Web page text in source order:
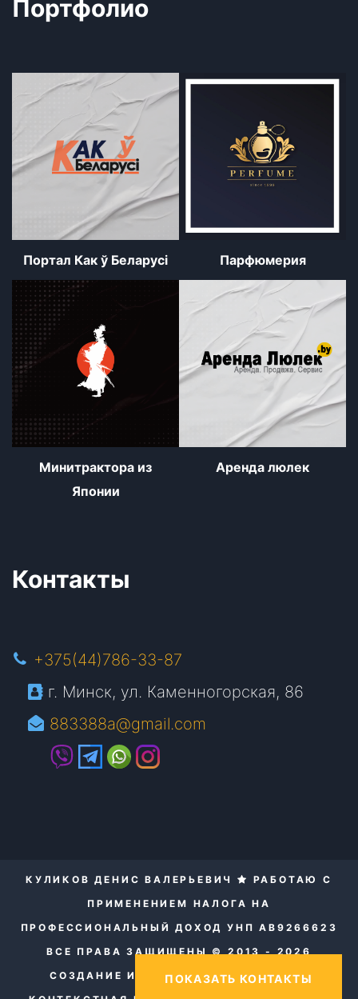
Портфолио
Портал Как ў Беларуcі Парфюмерия
Минитрактора из
Японии
Аренда люлек
Контакты
+375(44)786-33-87
г. Минск, ул. Каменногорская, 86
883388a@gmail.com
КУЛИКОВ ДЕНИС ВАЛЕРЬЕВИЧ
РАБОТАЮ С
ПРИМЕНЕНИЕМ НАЛОГА НА
ПРОФЕССИОНАЛЬНЫЙ ДОХОД УНП AB9266623
ВСЕ ПРАВА ЗАЩИЩЕНЫ © 2013 - 2026
СОЗДАНИЕ И ПРОДВИЖЕНИЕ САЙТОВ.
ПОКАЗАТЬ КОНТАКТЫ